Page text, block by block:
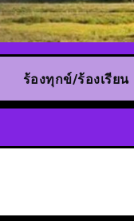
ร้องทุกข์/ร้องเรียน